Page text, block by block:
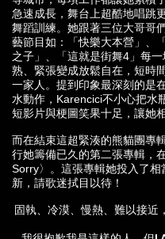
急速成長，舞台上超酷地唱跳
舞蹈訓練。她跟著三位大哥哥
藝節目如：「快樂大本營」、
之子」、「這就是街舞4」每
熟、緊張變成放鬆自在，短時
一家人。提到印象最深刻的是
水動作，Karencici不小心把水
短影片與梗圖笑果十足，讓她
而在結束這超緊湊的熊貓團專
行她籌備已久的第二張專輯，
Sorry〉。這張專輯她投入了
新，請歌迷拭目以待！
固執、冷漠、慢熱、難以接